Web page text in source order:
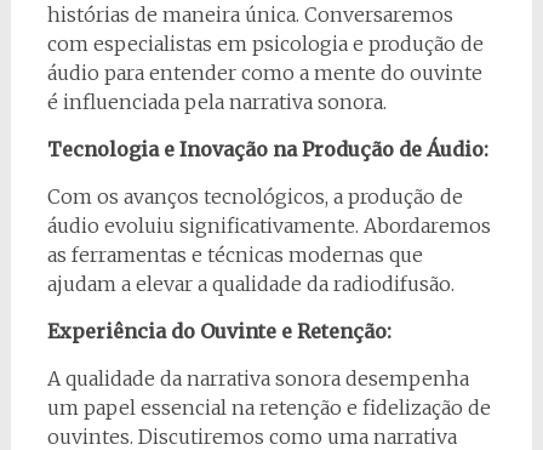
histórias de maneira única. Conversaremos
com especialistas em psicologia e produção de
áudio para entender como a mente do ouvinte
é influenciada pela narrativa sonora.
Tecnologia e Inovação na Produção de Áudio:
Com os avanços tecnológicos, a produção de
áudio evoluiu significativamente. Abordaremos
as ferramentas e técnicas modernas que
ajudam a elevar a qualidade da radiodifusão.
Experiência do Ouvinte e Retenção:
A qualidade da narrativa sonora desempenha
um papel essencial na retenção e fidelização de
ouvintes. Discutiremos como uma narrativa